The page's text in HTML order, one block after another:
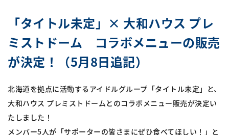
「タイトル未定」× 大和ハウス プレ
ミストドーム コラボメニューの販売
が決定！（5月8日追記）
北海道を拠点に活動するアイドルグループ「タイトル未定」と、
大和ハウス プレミストドームとのコラボメニュー販売が決定い
たしました！
メンバー5人が「サポーターの皆さまにぜひ食べてほしい！」と